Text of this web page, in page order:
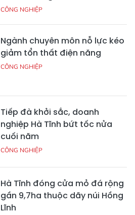
CÔNG NGHIỆP
Ngành chuyên môn nỗ lực kéo
giảm tổn thất điện năng
CÔNG NGHIỆP
Tiếp đà khởi sắc, doanh
nghiệp Hà Tĩnh bứt tốc nửa
cuối năm
CÔNG NGHIỆP
Hà Tĩnh đóng cửa mỏ đá rộng
gần 9,7ha thuộc dãy núi Hồng
Lĩnh